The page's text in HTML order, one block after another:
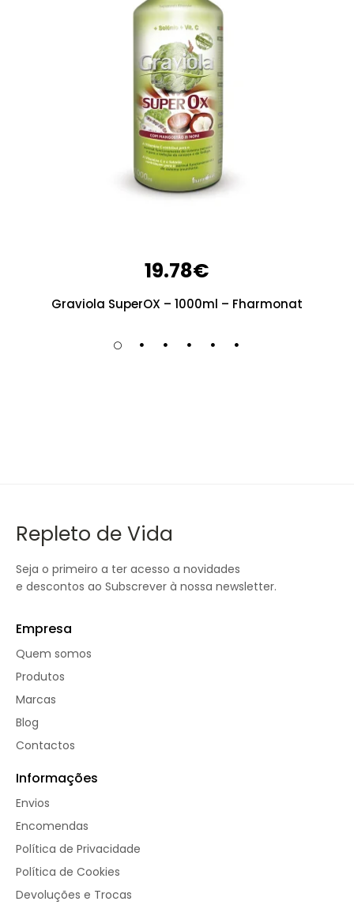
19.78€
Graviola SuperOX – 1000ml – Fharmonat
Repleto de Vida
Seja o primeiro a ter acesso a novidades
e descontos ao Subscrever à nossa newsletter.
Empresa
Quem somos
Produtos
Marcas
Blog
Contactos
Informações
Envios
Encomendas
Política de Privacidade
Política de Cookies
Devoluções e Trocas